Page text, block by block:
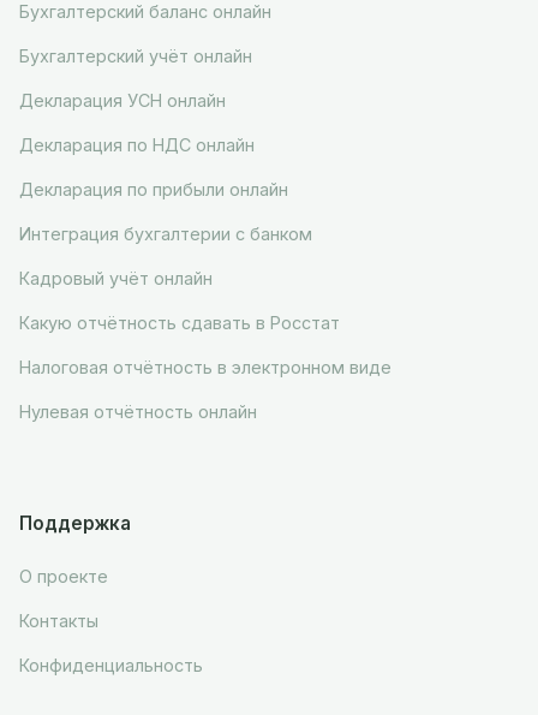
Бухгалтерский баланс онлайн
Бухгалтерский учёт онлайн
Декларация УСН онлайн
Декларация по НДС онлайн
Декларация по прибыли онлайн
Интеграция бухгалтерии с банком
Кадровый учёт онлайн
Какую отчётность сдавать в Росстат
Налоговая отчётность в электронном виде
Нулевая отчётность онлайн
Поддержка
О проекте
Контакты
Конфиденциальность